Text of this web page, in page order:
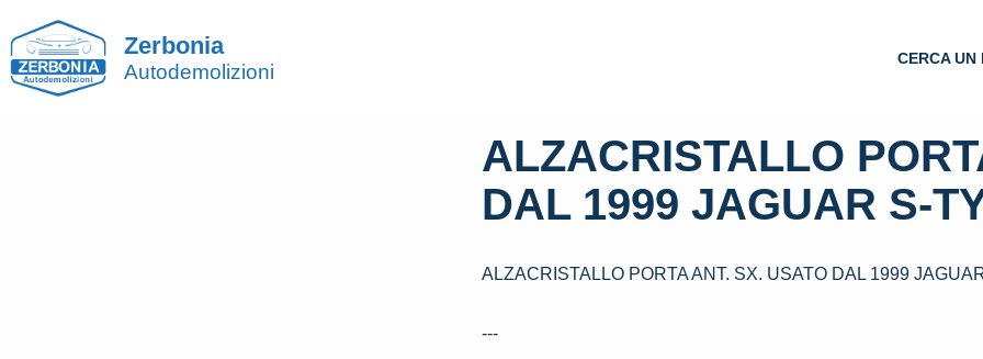
Zerbonia
Autodemolizioni
CERCA UN
ALZACRISTALLO
DAL 1999 JAGUAR S-
ALZACRISTALLO PORTA ANT. SX. USATO DAL 1999
---